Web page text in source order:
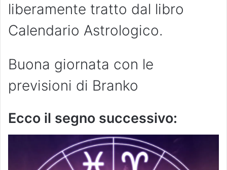
liberamente tratto dal libro
Calendario Astrologico.
Buona giornata con le
previsioni di Branko
Ecco il segno successivo: